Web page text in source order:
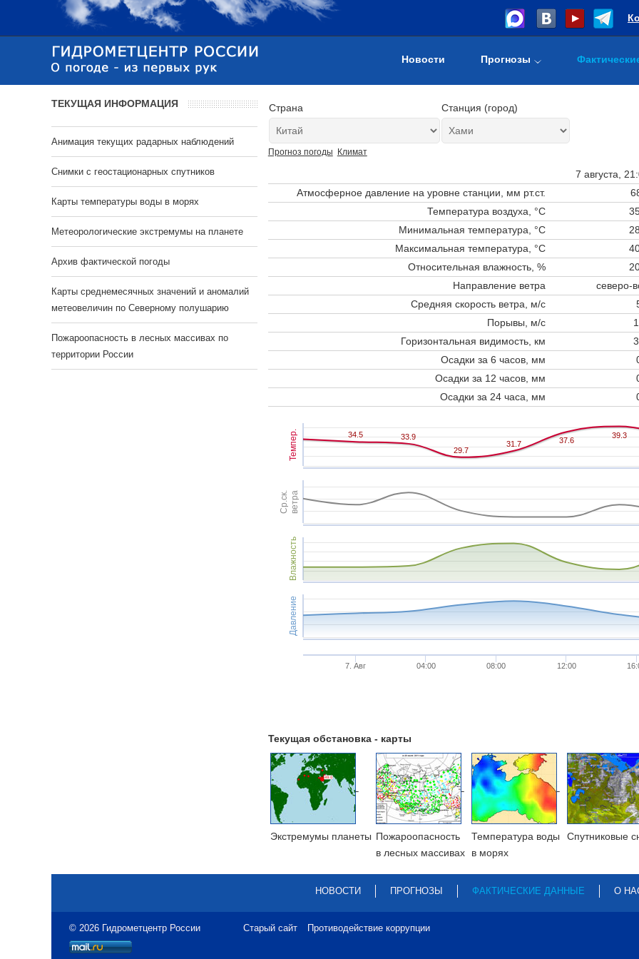
Новости Прогнозы
Страна Станция (город)
Прогноз погоды Климат
7 августа,
Атмосферное давление на уровне станции, мм рт.ст.
Температура воздуха, °C
Минимальная температура, °C
Максимальная температура, °C
Относительная влажность, %
Направление ветра
северо-
Средняя скорость ветра, м/с
Порывы, м/с
Горизонтальная видимость, км
Осадки за 6 часов, мм
Осадки за 12 часов, мм
Осадки за 24 часа, мм
Темпер.
Ср.ск.ветра
Влажность
Давление
34.5
34.5 33.9
33.9
29.7
29.7
31.7
31.7 37.6
37.6
39.3
39.3
7. Авг 04:00 08:00 12:00
Текущая обстановка - карты
Экстремумы планеты Пожароопасность
в лесных массивах
Температура воды
в морях
Cпутниковые
ТЕКУЩАЯ ИНФОРМАЦИЯ
Анимация текущих радарных наблюдений
Cнимки с геостационарных спутников
Карты температуры воды в морях
Метеорологические экстремумы на планете
Архив фактической погоды
Карты среднемесячных значений и аномалий
метеовеличин по Северному полушарию
Пожароопасность в лесных массивах по
территории России
НОВОСТИ ПРОГНОЗЫ ФАКТИЧЕСКИЕ ДАННЫЕ О
© 2026 Гидрометцентр России Старый сайт Противодействие коррупции